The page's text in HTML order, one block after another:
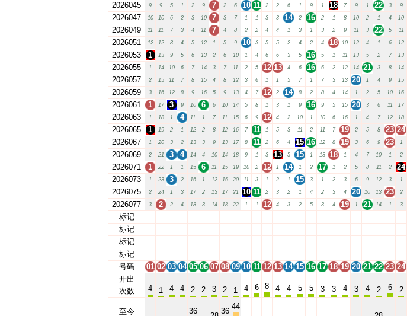
2026045 9 9 5 1 2 9 7 2 6 10 11 2 2 6 1 9 1 18 7 9 1 22 3 9
2026047 10 10 6 2 3 10 7 3 7 1 1 3 3 14 2 16 2 1 8 10 2 1 4 10
2026049 11 11 7 3 4 11 7 4 8 2 2 4 4 1 3 1 3 2 9 11 3 22 5 11
2026051 12 12 8 4 5 12 1 5 9 10 3 5 5 2 4 2 4 18 10 12 4 1 6 12
2026053 1 13 9 5 6 13 2 6 10 1 4 6 6 3 5 16 5 1 11 13 5 2 7 13
2026055 1 14 10 6 7 14 3 7 11 2 5 12 13 4 6 16 6 2 12 14 21 3 8 14
2026057 2 15 11 7 8 15 4 8 12 3 6 1 1 5 7 1 7 3 13 20 1 4 9 15
2026059
3 16 12 8 9 16 5 9 13 4 7 12 2 14 8 2 8 4 14 1 2 5 10 16
2026061 1 17 3 9 10 6 6 10 14 5 8 1 3 1 9 16 9 5 15 20 3 6 11 17
2026063
1 18 1 4 11 1 7 11 15 6 9 12 4 2 10 1 10 6 16 1 4 7 12 18
2026065 1 19 2 1 12 2 8 12 16 7 11 1 5 3 11 2 11 7 19 2 5 8 23 24
2026067 1 20 3 2 13 3 9 13 17 8 11 2 6 4 15 16 12 8 19 3 6 9 23 1
2026069 2 21 3 4 14 4 10 14 18 9 1 3 13 5 15 1 13 18 1 4 7 10 1 2
2026071
1 22 1 1 15 6 11 15 19 10 2 12 1 14 1 2 17 1 2 5 8 11 2 24
2026073 1 23 3 2 16 1 12 16 20 11 3 1 2 1 15 3 1 2 3 6 9 12 3 1
2026075 2 24 1 3 17 2 13 17 21 10 11 2 3 2 1 4 2 3 4 20 10 13 23 2
2026077 3 2 2 4 18 3 14 18 22 1 1 12 4 3 2 5 3 4 19 1 21 14 1 3
标记
标记
标记
标记
号码
01 02 03 04 05 06 07 08 09 10 11 12 13 14 15 16 17 18 19 20 21 22 23 24
开出
次数
4 1 4 4 2 2 3 2 1 4 6 8 4 4 5 5 3 3 4 3 4 2 6 2
至今 36 36
44